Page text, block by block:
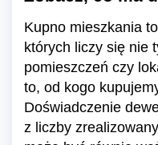
Kupno mieszkania
których liczy się nie
pomieszczeń czy
to, od kogo
Doświadczenie
z liczby